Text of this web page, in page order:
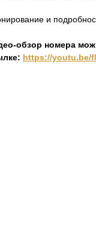
и
обзор номера
https://youtu.be/